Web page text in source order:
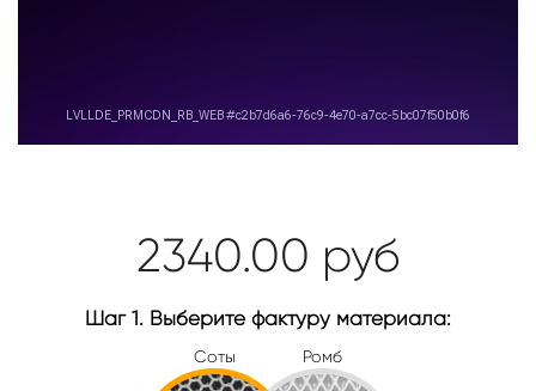
2340.00 руб
Шаг 1. Выберите фактуру материала:
Соты Ромб